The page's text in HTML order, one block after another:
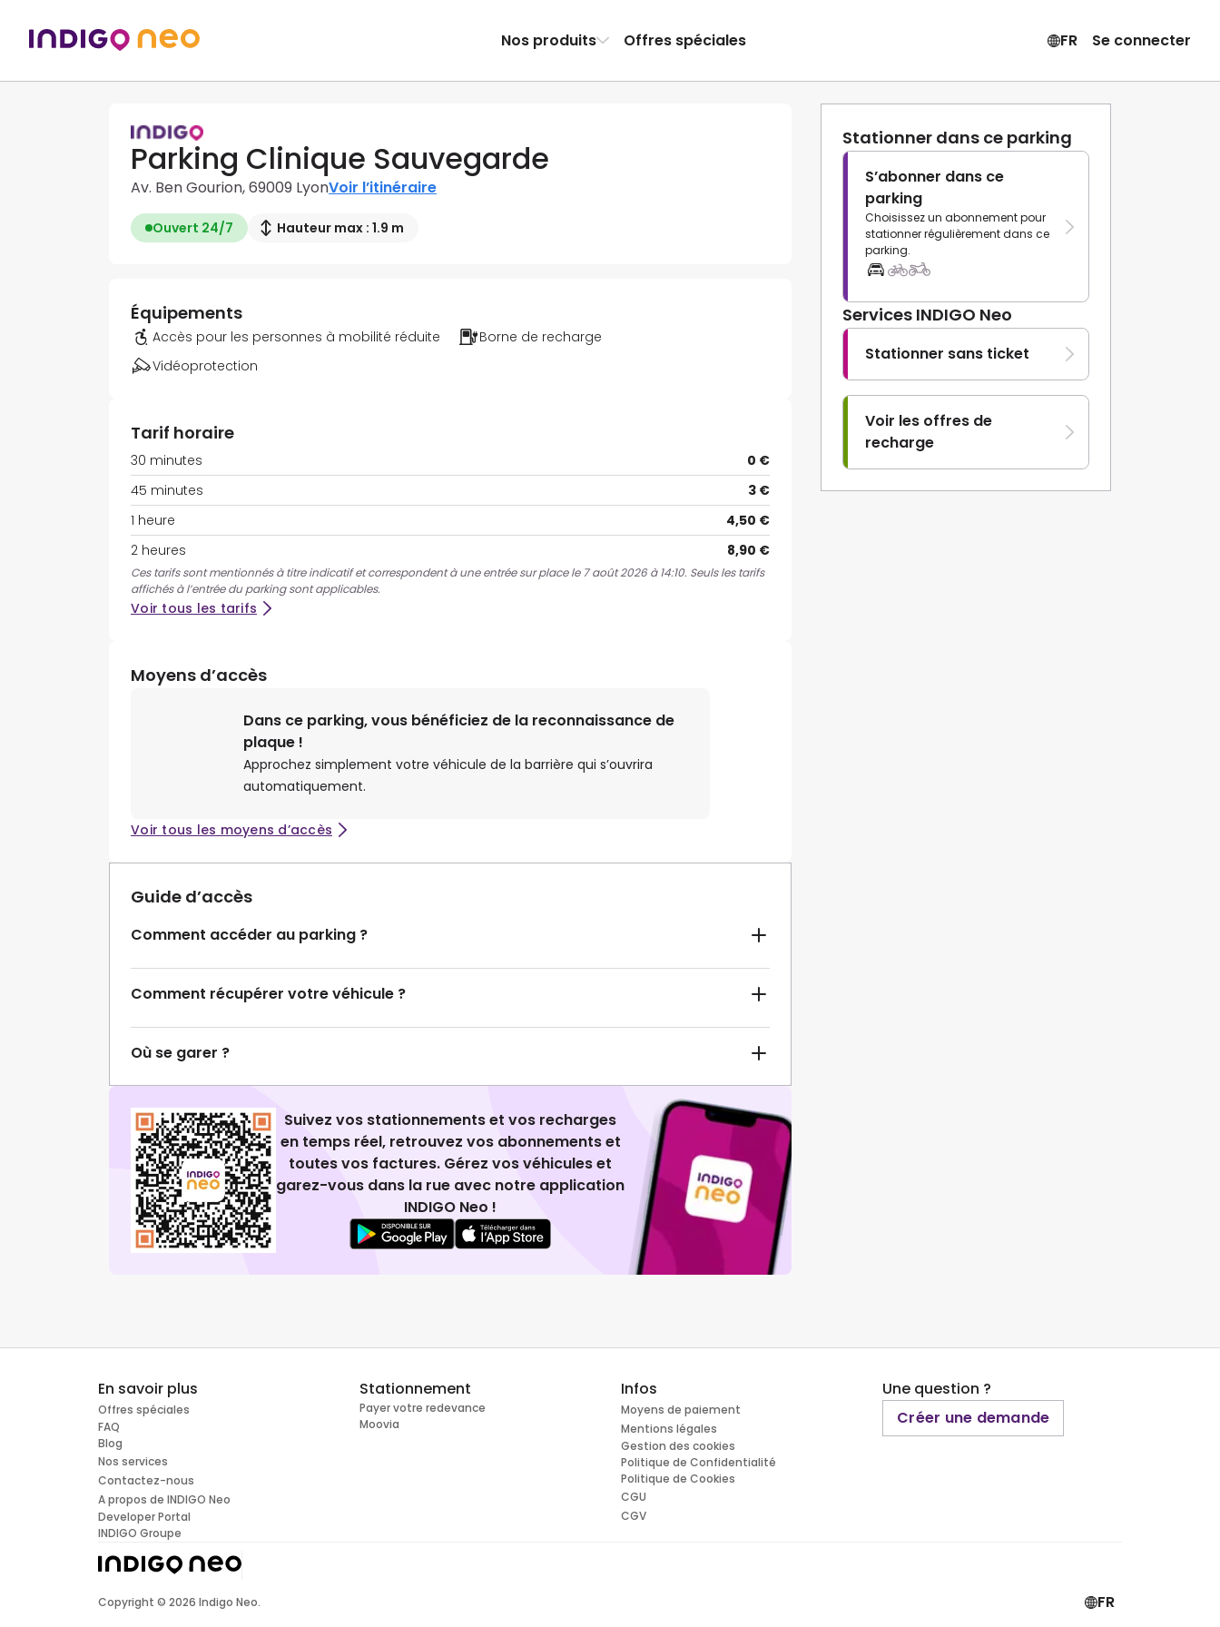
Nos produits Offres spéciales FR Se connecter
Parking Clinique Sauvegarde
Av. Ben Gourion, 69009 LyonVoir l’itinéraire
Ouvert 24/7 Hauteur max : 1.9 m
Stationner dans ce parking
S’abonner dans ce
parking
Choisissez un abonnement pour
stationner régulièrement dans ce
parking.
Services INDIGO Neo
Stationner sans ticket
Voir les offres de
recharge
Équipements
Accès pour les personnes à mobilité réduite
Borne de recharge
Vidéoprotection
Tarif horaire
30 minutes
0 €
45 minutes
3 €
1 heure
4,50 €
2 heures
8,90 €
Ces tarifs sont mentionnés à titre indicatif et correspondent à une entrée sur place le 7 août 2026 à 14:10. Seuls les tarifs
affichés à l’entrée du parking sont applicables.
Voir tous les tarifs
Moyens d’accès
Dans ce parking, vous bénéficiez de la reconnaissance de
plaque !
Approchez simplement votre véhicule de la barrière qui s’ouvrira
automatiquement.
Voir tous les moyens d’accès
Guide d’accès
Comment accéder au parking ?
Comment récupérer votre véhicule ?
Où se garer ?
Suivez vos stationnements et vos recharges
en temps réel, retrouvez vos abonnements et
toutes vos factures. Gérez vos véhicules et
garez-vous dans la rue avec notre application
INDIGO Neo !
En savoir plus
Offres spéciales
FAQ
Blog
Nos services
Contactez-nous
A propos de INDIGO Neo
Developer Portal
INDIGO Groupe
Stationnement
Payer votre redevance
Moovia
Infos
Moyens de paiement
Mentions légales
Gestion des cookies
Politique de Confidentialité
Politique de Cookies
CGU
CGV
Une question ?
Créer une demande
Copyright © 2026 Indigo Neo. FR